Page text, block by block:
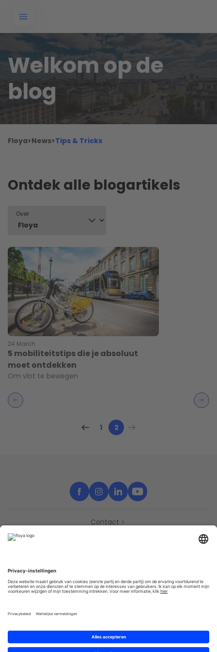
Welkom op de
blog
Floya>News>Tips & Tricks
Ontdek alle blogartikels
Over
24 March
5 mobiliteitstips die je absoluut
moet ontdekken
Om vlot te bewegen
1 2
Contact
Partners
Privacy Algemene gebruik­svoor­waarden